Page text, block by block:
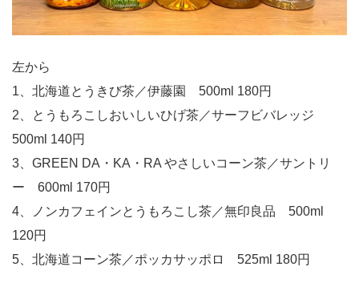
左から
1、北海道とうきび茶／伊藤園 500ml 180円
2、とうもろこしおいしいひげ茶／サーフビバレッジ
500ml 140円
3、GREEN DA・KA・RA やさしいコーン茶／サントリ
ー 600ml 170円
4、ノンカフェインとうもろこし茶／無印良品 500ml
120円
5、北海道コーン茶／ポッカサッポロ 525ml 180円